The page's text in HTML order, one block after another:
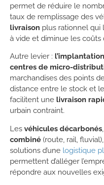
permet de réduire le
taux de remplissage des
livraison plus rationnel qui
à vide et diminue les coûts
Autre levier :
centres de micro-
marchandises des points
distance entre le stock et
facilitent une livraison
urbain contraint.
Les véhicules décarbonés
combiné (route, rail,
solutions d’une logistique
permettent d’alléger
répondre aux nouvelles